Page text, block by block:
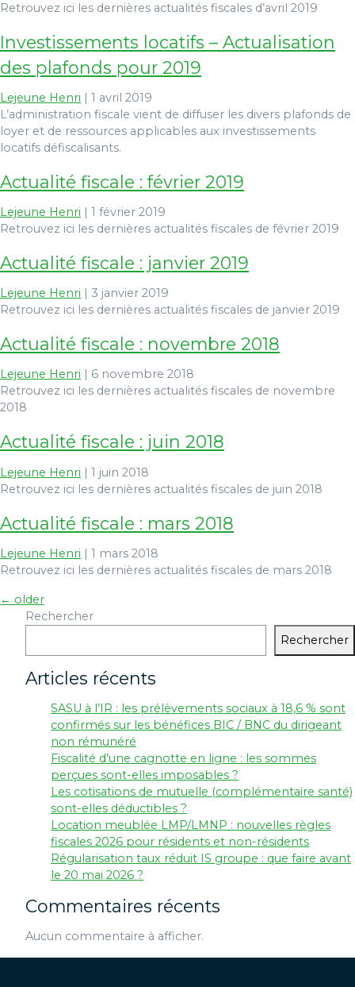
Retrouvez ici les dernières actualités fiscales d’avril 2019
Investissements locatifs – Actualisation
des plafonds pour 2019
Lejeune Henri | 1 avril 2019
L’administration fiscale vient de diffuser les divers plafonds de
loyer et de ressources applicables aux investissements
locatifs défiscalisants.
Actualité fiscale : février 2019
Lejeune Henri | 1 février 2019
Retrouvez ici les dernières actualités fiscales de février 2019
Actualité fiscale : janvier 2019
Lejeune Henri | 3 janvier 2019
Retrouvez ici les dernières actualités fiscales de janvier 2019
Actualité fiscale : novembre 2018
Lejeune Henri
6 novembre 2018
Retrouvez ici les dernières actualités fiscales de novembre
2018
Actualité fiscale : juin 2018
Lejeune Henri | 1 juin 2018
Retrouvez ici les dernières actualités fiscales de juin 2018
Actualité fiscale : mars 2018
Lejeune Henri | 1 mars 2018
Retrouvez ici les dernières actualités fiscales de mars 2018
Navigation
des
articles
← older
Rechercher
Rechercher
Articles récents
SASU à l’IR : les prélèvements sociaux à 18,6 % sont
confirmés sur les bénéfices BIC / BNC du dirigeant
non rémunéré
Fiscalité d’une cagnotte en ligne : les sommes
perçues sont-elles imposables ?
Les cotisations de mutuelle (complémentaire santé)
sont-elles déductibles ?
Location meublée LMP/LMNP : nouvelles règles
fiscales 2026 pour résidents et non-résidents
Régularisation taux réduit IS groupe : que faire avant
le 20 mai 2026 ?
Commentaires récents
Aucun commentaire à afficher.